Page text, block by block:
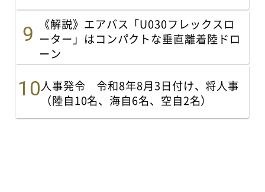
《解説》エアバス「U030フレックスロ
ーター」はコンパクトな垂直離着陸ドロ
ーン
人事発令 令和8年8月3日付け、将人事
（陸自10名、海自6名、空自2名）